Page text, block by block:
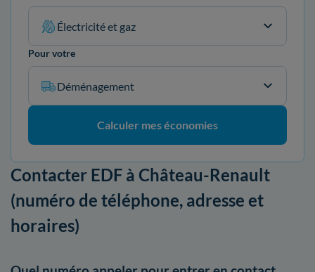
Électricité et gaz
Pour votre
Déménagement
Calculer mes économies
Contacter EDF à Château-Renault
(numéro de téléphone, adresse et
horaires)